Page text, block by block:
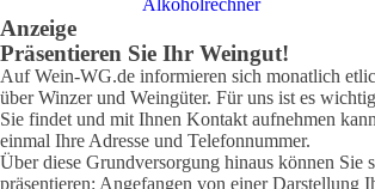
Alkoholrechner
Anzeige
Präsentieren Sie Ihr Weingut!
Auf Wein-WG.de informieren sich monatlich
über Winzer und Weingüter. Für uns ist es
Sie findet und mit Ihnen Kontakt aufnehmen
einmal Ihre Adresse und Telefonnummer.
Über diese Grundversorgung hinaus können Sie
präsentieren: Angefangen von einer Darstellung